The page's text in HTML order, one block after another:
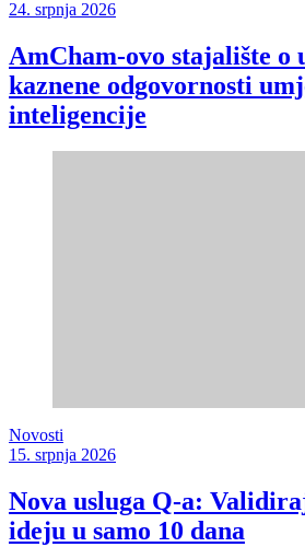
24. srpnja 2026
AmCham-ovo stajalište o
kaznene odgovornosti
inteligencije
Novosti
15. srpnja 2026
Nova usluga Q-a:
ideju u samo 10 dana